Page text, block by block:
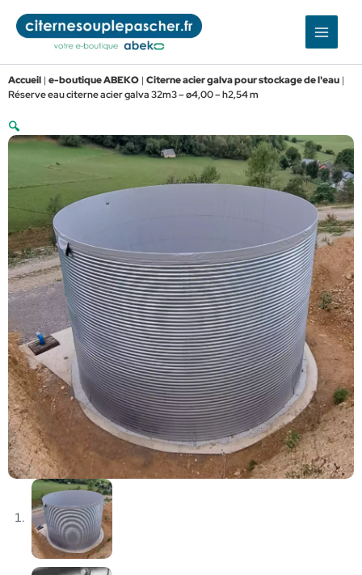
contenu
Accueil | e-boutique ABEKO | Citerne acier galva pour stockage de l'eau |
Réserve eau citerne acier galva 32m3 – ø4,00 – h2,54 m
🔍